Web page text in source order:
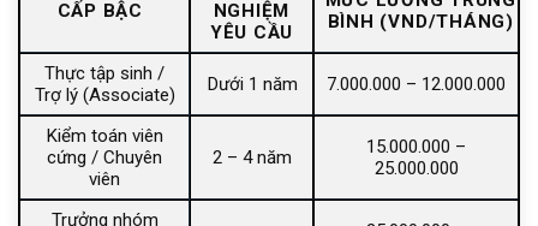
CẤP BẬC
NGHIỆM
YÊU CẦU
BÌNH (VND/THÁNG)
Thực tập sinh /
Trợ lý (Associate)
Dưới 1 năm 7.000.000 – 12.000.000
Kiểm toán viên
cứng / Chuyên
viên
2 – 4 năm
15.000.000 –
25.000.000
Trưởng nhóm